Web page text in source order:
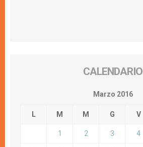
CALENDARIO
Marzo 2016
L M M G V
1 2 3 4